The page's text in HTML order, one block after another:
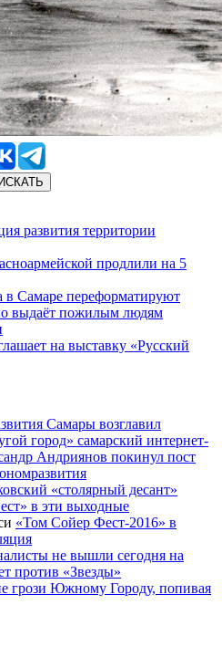
развития территории
продлили на 5
Самаре переформатируют
выдаёт пожилым людям
на выставку «Русский
Самары возглавил
город» самарский интернет-
Андриянов покинул пост
«столярный десант»
в эти выходные
«Том Сойер Фест-2016» в
не вышли сегодня на
против «Звезды»
грози Южному Городу, попивая